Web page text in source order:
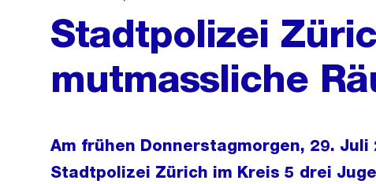
Stadtpolizei
mutmassliche
Am frühen Donnerstagmorgen, 29. Juli
Stadtpolizei Zürich im Kreis 5 drei